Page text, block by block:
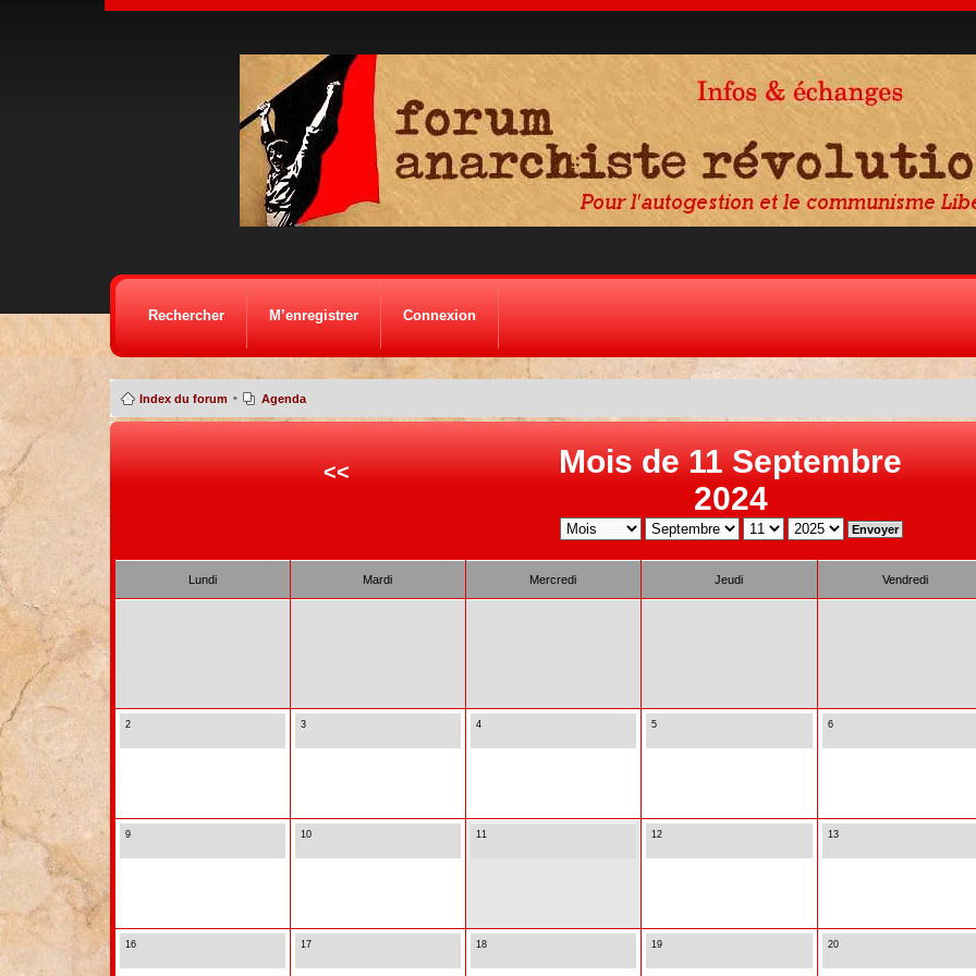
Rechercher M’enregistrer Connexion
Index du forum • Agenda
<<
Mois de 11 Septembre
2024
Lundi Mardi Mercredi Jeudi Vendredi
2 3 4 5 6
9 10 11 12 13
16 17 18 19 20